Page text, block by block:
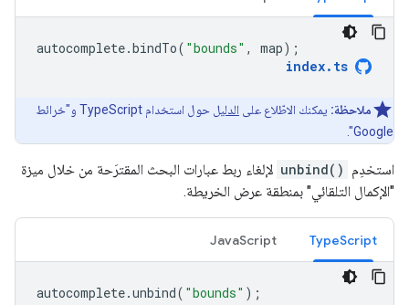
autocomplete.bindTo( "bounds" , map);
index. ts
ملاحظة: يمكنك الاطّلاع على الدليل
حول استخدام TypeScript و"خرائط
Google".
استخدِم unbind() لإلغاء ربط عبارات البحث المقترَحة من خلال ميزة
"الإكمال التلقائي" بمنطقة عرض الخريطة.
TypeScript
JavaScript
autocomplete.unbind( "bounds" );